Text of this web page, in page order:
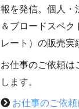
報を発信。個人・
＆ブロードスペク
レート）の販売実
お仕事のご依頼は
します。
お仕事のご依